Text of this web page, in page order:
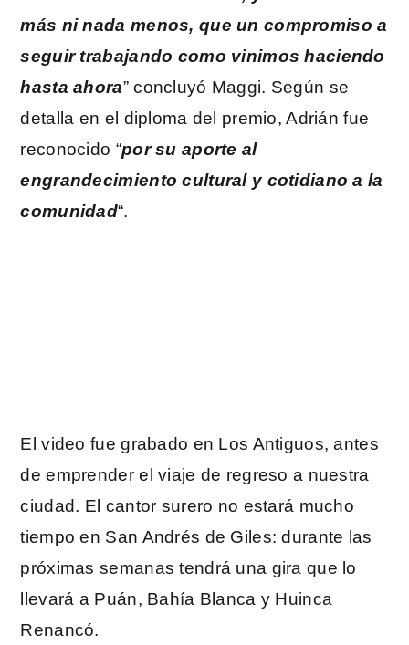
más ni nada menos, que un compromiso a
seguir trabajando como vinimos haciendo
hasta ahora” concluyó Maggi. Según se
detalla en el diploma del premio, Adrián fue
reconocido “por su aporte al
engrandecimiento cultural y cotidiano a la
comunidad“.
El video fue grabado en Los Antiguos, antes
de emprender el viaje de regreso a nuestra
ciudad. El cantor surero no estará mucho
tiempo en San Andrés de Giles: durante las
próximas semanas tendrá una gira que lo
llevará a Puán, Bahía Blanca y Huinca
Renancó.